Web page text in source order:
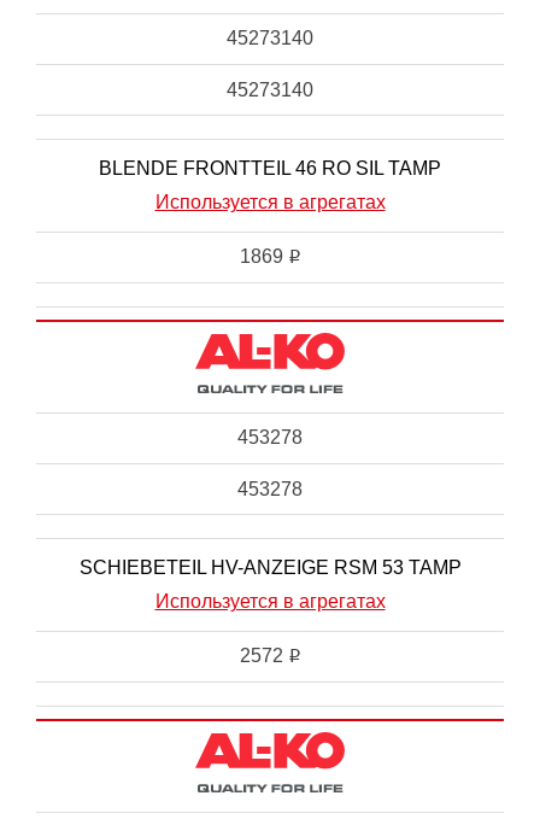
45273140
45273140
BLENDE FRONTTEIL 46 RO SIL TAMP
Используется в агрегатах
1869 i
453278
453278
SCHIEBETEIL HV-ANZEIGE RSM 53 TAMP
Используется в агрегатах
2572 i